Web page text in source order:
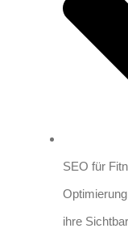
SEO für
ihre